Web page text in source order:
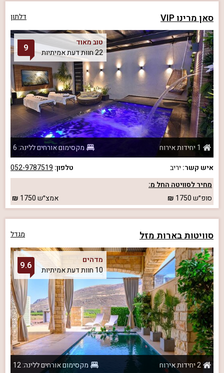
סאן מרינו VIP דלתון
טוב מאוד
22 חוות דעת אמיתיות
9
1 יחידות אירוח
מקסימום אורחים ללינה: 6
איש קשר: יריב טלפון: 052-9787519
מחיר לסוויטה החל מ:
סופ״ש1750 אמצ״ש1750
סוויטות בארות מזל מגדל
מדהים
10 חוות דעת אמיתיות
9.6
2 יחידות אירוח
מקסימום אורחים ללינה: 12